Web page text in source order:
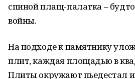
спиной плащ-палатка –
войны.
На подходе к памятнику
плит, каждая площадью в
Плиты окружают пьедестал